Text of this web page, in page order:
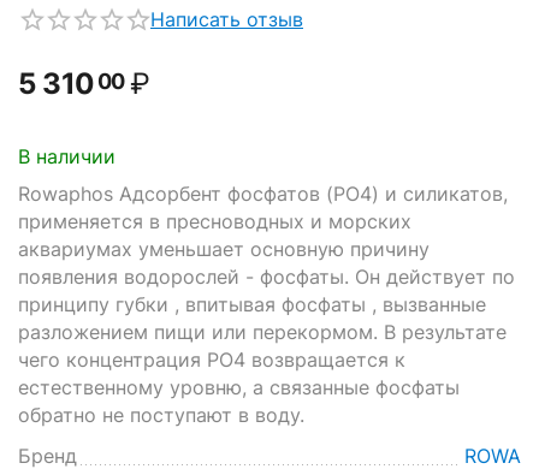
Написать отзыв
5 31000 ₽
В наличии
Rowaphos Адсорбент фосфатов (PO4) и силикатов,
применяется в пресноводных и морских
аквариумах уменьшает основную причину
появления водорослей - фосфаты. Он действует по
принципу губки , впитывая фосфаты , вызванные
разложением пищи или перекормом. В результате
чего концентрация PO4 возвращается к
естественному уровню, а связанные фосфаты
обратно не поступают в воду.
Бренд
ROWA